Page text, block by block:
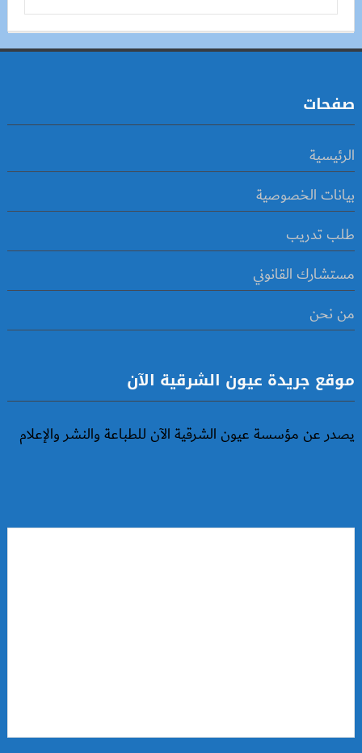
صفحات
الرئيسية
بيانات الخصوصية
طلب تدريب
مستشارك القانوني
من نحن
موقع جريدة عيون الشرقية الآن
يصدر عن مؤسسة عيون الشرقية الآن للطباعة والنشر والإعلام